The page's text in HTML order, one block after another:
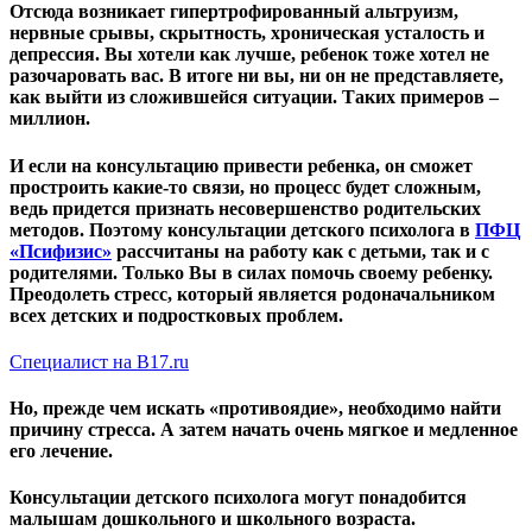
Отсюда возникает гипертрофированный альтруизм,
нервные срывы, скрытность, хроническая усталость и
депрессия. Вы хотели как лучше, ребенок тоже хотел не
разочаровать вас. В итоге ни вы, ни он не представляете,
как выйти из сложившейся ситуации. Таких примеров –
миллион.
И если на консультацию привести ребенка, он сможет
простроить какие-то связи, но процесс будет сложным,
ведь придется признать несовершенство родительских
методов. Поэтому консультации детского психолога в ПФЦ
«Псифизис» рассчитаны на работу как с детьми, так и с
родителями. Только Вы в силах помочь своему ребенку.
Преодолеть стресс, который является родоначальником
всех детских и подростковых проблем.
Специалист на В17.ru
Но, прежде чем искать «противоядие», необходимо найти
причину стресса. А затем начать очень мягкое и медленное
его лечение.
Консультации детского психолога могут понадобится
малышам дошкольного и школьного возраста.